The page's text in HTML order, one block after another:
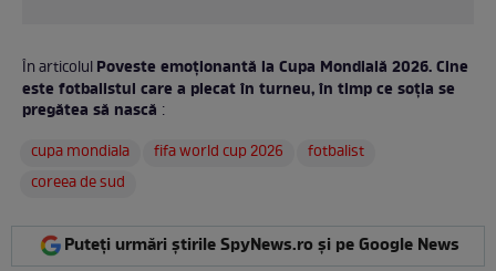
În articolulPoveste emoționantă la Cupa Mondială 2026. Cine
este fotbalistul care a plecat în turneu, în timp ce soția se
pregătea să nască :
cupa mondiala
fifa world cup 2026
fotbalist
coreea de sud
Puteți urmări știrile SpyNews.ro și pe Google News